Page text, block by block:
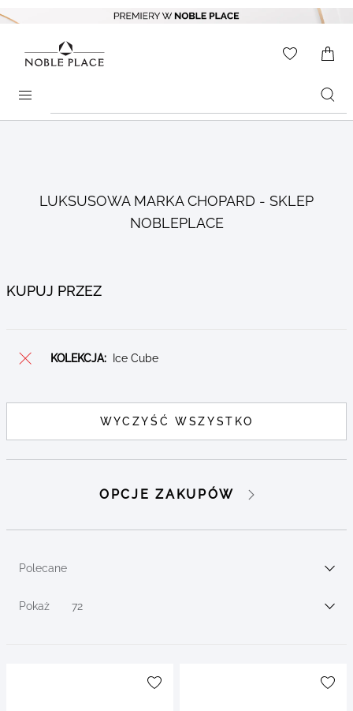
LUKSUSOWA MARKA CHOPARD - SKLEP
NOBLEPLACE
Sortuj wg
Polecane
Pokaż 72
filters
Go to
KUPUJ PRZEZ
KOLEKCJA: Ice Cube
WYCZYŚĆ WSZYSTKO
OPCJE ZAKUPÓW
Go to